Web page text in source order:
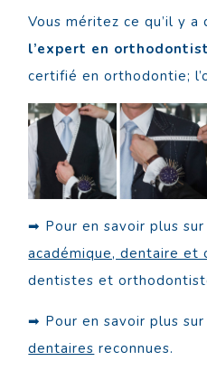
Vous méritez ce qu’il y
l’expert en
certifié en orthodontie;
➡ Pour en savoir plus
académique, dentaire et
dentistes et
➡ Pour en savoir plus
dentaires reconnues.